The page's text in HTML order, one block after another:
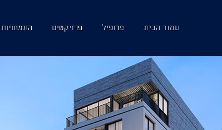
עמוד הבית פרופיל פרויקטים התמחויות